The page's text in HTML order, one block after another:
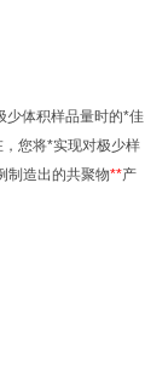
少体积样品量时的*佳
您将*实现对极少样
制造出的共聚物**产